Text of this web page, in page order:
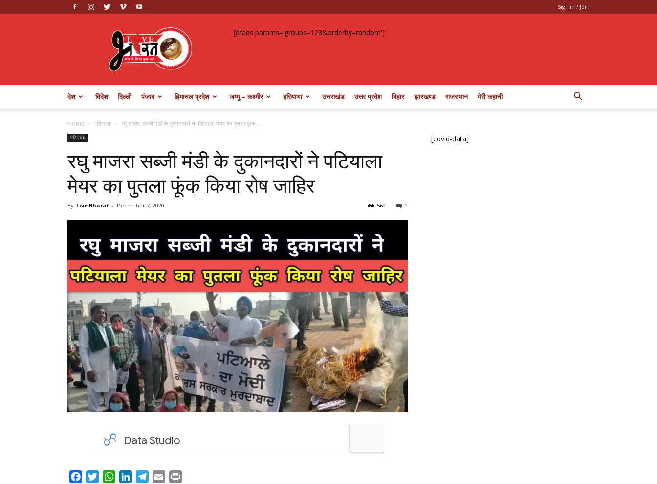
Sign in / Join
Live
Bharat
[dfads params='groups=123&orderby=random']
देश विदेश दिल्ली पंजाब हिमाचल प्रदेश जम्मू – कश्मीर हरियाणा उत्तराखंड उत्तर प्रदेश बिहार झारखण्ड राजस्थान मेरी कहानी
Home पटियाला रघु माजरा सब्जी मंडी के दुकानदारों ने पटियाला मेयर का पुतला फूंक...
पटियाला
रघु माजरा सब्जी मंडी के दुकानदारों ने पटियाला
मेयर का पुतला फूंक किया रोष जाहिर
By Live Bharat - December 7, 2020 0
569
Facebook
TwitterWhatsAppLinkedInTelegram
Email
[covid-data]